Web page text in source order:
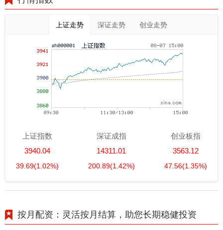
上证走势 深证走势 创业走势
上证指数
3940.04
39.69(1.02%)
深证成指
14311.01
200.89(1.42%)
创业板指
3563.12
47.56(1.35%)
按月配资：灵活按月结算，助您长期稳健投资